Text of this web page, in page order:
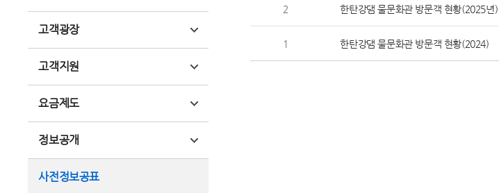
고객광장
고객지원
요금제도
정보공개
사전정보공표
2 한탄강댐 물문화관 방문객 현황(2025년)
1 한탄강댐 물문화관 방문객 현황(2024)